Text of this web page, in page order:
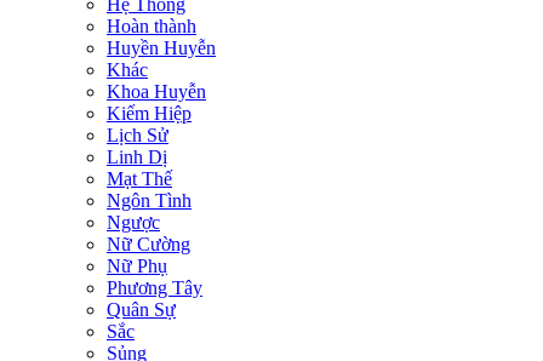
Hệ Thống
Hoàn thành
Huyền Huyễn
Khác
Khoa Huyễn
Kiếm Hiệp
Lịch Sử
Linh Dị
Mạt Thế
Ngôn Tình
Ngược
Nữ Cường
Nữ Phụ
Phương Tây
Quân Sự
Sắc
Sủng